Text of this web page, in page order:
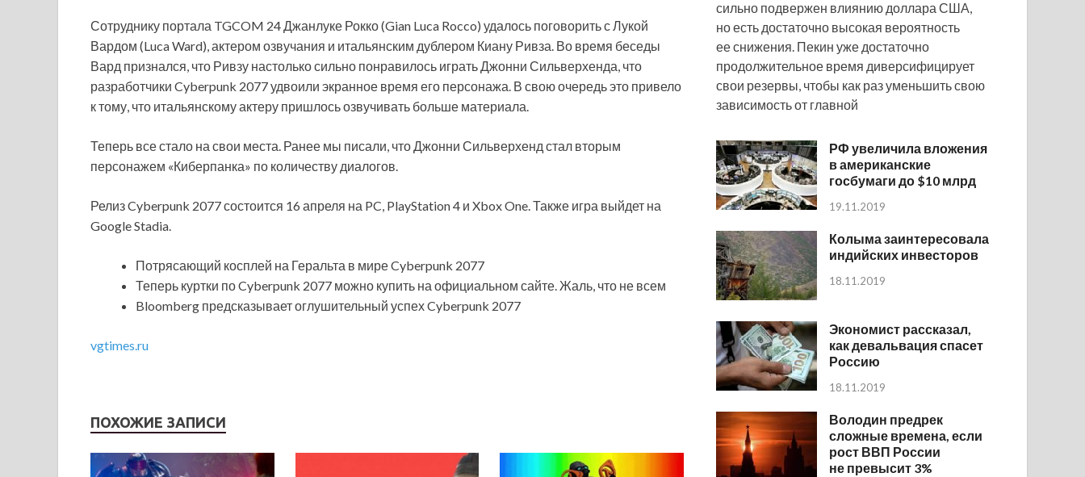
Сотруднику портала TGCOM 24 Джанлуке Рокко (Gian Luca Rocco) удалось поговорить с Лукой
Вардом (Luca Ward), актером озвучания и итальянским дублером Киану Ривза. Во время беседы
Вард признался, что Ривзу настолько сильно понравилось играть Джонни Сильверхенда, что
разработчики Cyberpunk 2077 удвоили экранное время его персонажа. В свою очередь это привело
к тому, что итальянскому актеру пришлось озвучивать больше материала.
Теперь все стало на свои места. Ранее мы писали, что Джонни Сильверхенд стал вторым
персонажем «Киберпанка» по количеству диалогов.
Релиз Cyberpunk 2077 состоится 16 апреля на PC, PlayStation 4 и Xbox One. Также игра выйдет на
Google Stadia.
Потрясающий косплей на Геральта в мире Cyberpunk 2077
Теперь куртки по Cyberpunk 2077 можно купить на официальном сайте. Жаль, что не всем
Bloomberg предсказывает оглушительный успех Cyberpunk 2077
vgtimes.ru
ПОХОЖИЕ ЗАПИСИ
сильно подвержен влиянию доллара США,
но есть достаточно высокая вероятность
ее снижения. Пекин уже достаточно
продолжительное время диверсифицирует
свои резервы, чтобы как раз уменьшить свою
зависимость от главной
РФ увеличила вложения
в американские
госбумаги до $10 млрд
19.11.2019
Колыма заинтересовала
индийских инвесторов
18.11.2019
Экономист рассказал,
как девальвация спасет
Россию
18.11.2019
Володин предрек
сложные времена, если
рост ВВП России
не превысит 3%